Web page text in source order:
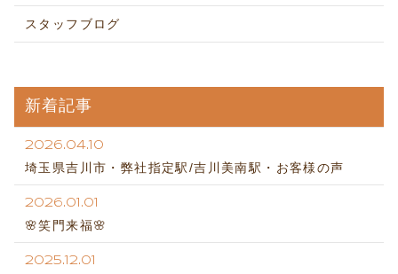
スタッフブログ
新着記事
2026.04.10
埼玉県吉川市・弊社指定駅/吉川美南駅・お客様の声
2026.01.01
🌸笑門来福🌸
2025.12.01